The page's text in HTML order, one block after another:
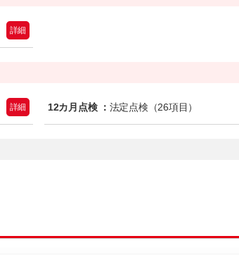
詳細
詳細 12カ月点検 ： 法定点検（26項目）